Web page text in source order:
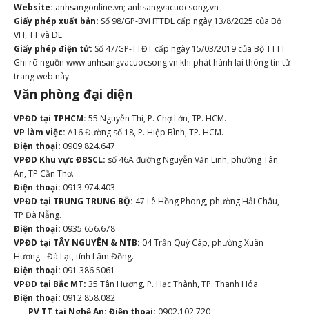
Website: anhsangonline.vn; anhsangvacuocsong.vn
Giấy phép xuất bản: Số 98/GP-BVHTTDL cấp ngày 13/8/2025 của Bộ
VH, TT và DL
Giấy phép điện tử: Số 47/GP-TTĐT cấp ngày 15/03/2019 của Bộ TTTT
Ghi rõ nguồn www.anhsangvacuocsong.vn khi phát hành lại thông tin từ
trang web này.
Văn phòng đại diện
VPĐD tại TPHCM: 55 Nguyễn Thi, P. Chợ Lớn, TP. HCM.
VP làm việc: A16 Đường số 18, P. Hiệp Bình, TP. HCM.
Điện thoại: 0909.824.647
VPĐD Khu vực ĐBSCL: số 46A đường Nguyễn Văn Linh, phường Tân
An, TP Cần Thơ.
Điện thoại: 0913.974.403
VPĐD tại TRUNG TRUNG BỘ: 47 Lê Hồng Phong, phường Hải Châu,
TP Đà Nẵng.
Điện thoại: 0935.656.678
VPĐD tại TÂY NGUYÊN & NTB: 04 Trần Quý Cáp, phường Xuân
Hương - Đà Lạt, tỉnh Lâm Đồng.
Điện thoại: 091 386 5061
VPĐD tại Bắc MT: 35 Tân Hương, P. Hạc Thành, TP. Thanh Hóa.
Điện thoại: 0912.858.082
PV TT tại Nghệ An: Điện thoại: 0902.102.720